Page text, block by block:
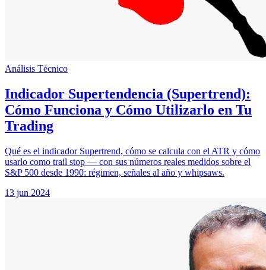
Análisis Técnico
Indicador Supertendencia (Supertrend):
Cómo Funciona y Cómo Utilizarlo en Tu
Trading
Qué es el indicador Supertrend, cómo se calcula con el ATR y cómo
usarlo como trail stop — con sus números reales medidos sobre el
S&P 500 desde 1990: régimen, señales al año y whipsaws.
13 jun 2024